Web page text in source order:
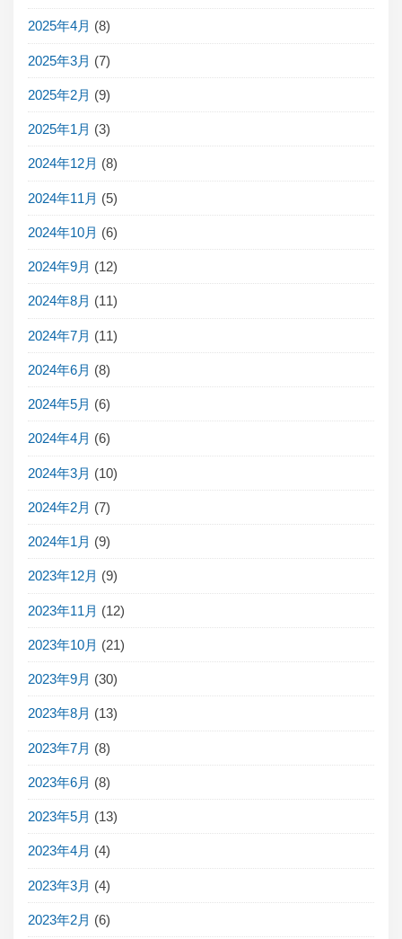
2025年4月 (8)
2025年3月 (7)
2025年2月 (9)
2025年1月 (3)
2024年12月 (8)
2024年11月 (5)
2024年10月 (6)
2024年9月 (12)
2024年8月 (11)
2024年7月 (11)
2024年6月 (8)
2024年5月 (6)
2024年4月 (6)
2024年3月 (10)
2024年2月 (7)
2024年1月 (9)
2023年12月 (9)
2023年11月 (12)
2023年10月 (21)
2023年9月 (30)
2023年8月 (13)
2023年7月 (8)
2023年6月 (8)
2023年5月 (13)
2023年4月 (4)
2023年3月 (4)
2023年2月 (6)